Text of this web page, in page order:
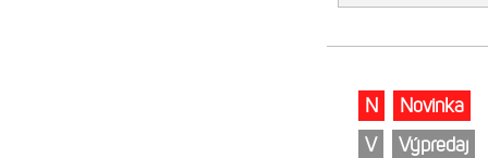
N
Novinka
V
Výpredaj